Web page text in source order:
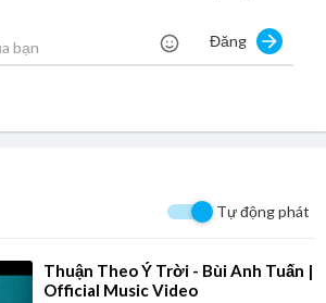
Đăng
Tự động phát
⁣Thuận Theo Ý Trời - Bùi Anh Tuấn |
Official Music Video